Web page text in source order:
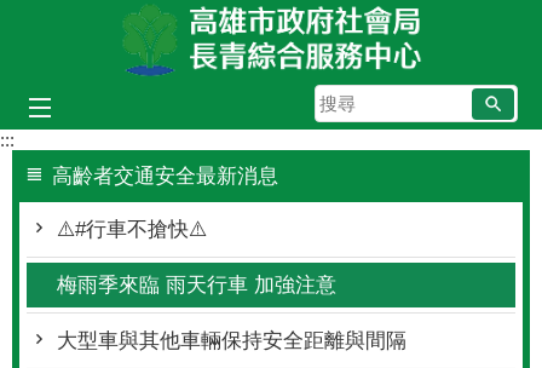
跳到主要內容區塊
搜
尋
:::
高齡者交通安全最新消息
⚠️#行車不搶快⚠️
梅雨季來臨 雨天行車 加強注意
大型車與其他車輛保持安全距離與間隔